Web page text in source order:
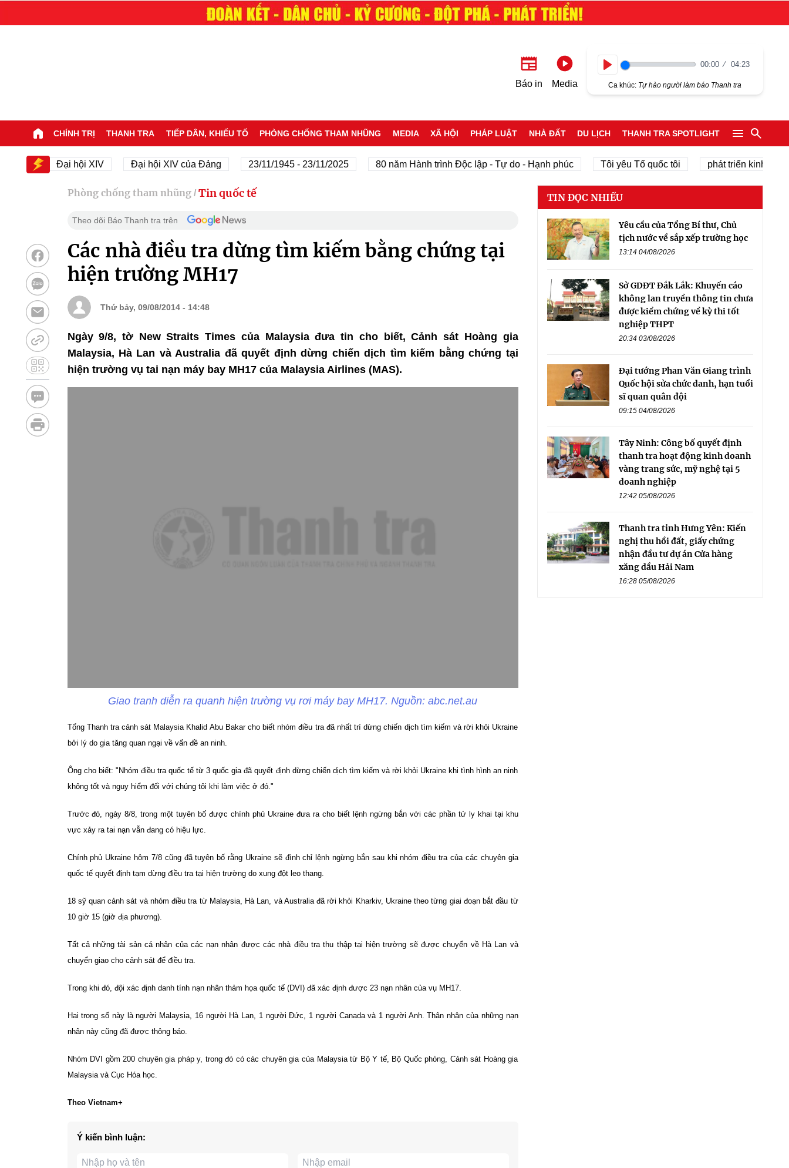
Báo in Media
00:00 04:23
Ca khúc: Tự hào người làm báo Thanh tra
CHÍNH TRỊ THANH TRA TIẾP DÂN, KHIẾU TỐ PHÒNG CHỐNG THAM NHŨNG MEDIA XÃ HỘI PHÁP LUẬT NHÀ ĐẤT DU LỊCH THANH TRA SPOTLIGHT
Đại hội XIV Đại hội XIV của Đảng 23/11/1945 - 23/11/2025 80 năm Hành trình Độc lập - Tự do - Hạnh phúc Tôi yêu Tổ quốc tôi phát triển kinh tế tư nhân
Phòng chống tham nhũng / Tin quốc tế
Theo dõi Báo Thanh tra trên
Các nhà điều tra dừng tìm kiếm bằng chứng tại
hiện trường MH17
Thứ bảy, 09/08/2014 - 14:48
Ngày 9/8, tờ New Straits Times của Malaysia đưa tin cho biết, Cảnh sát Hoàng gia
Malaysia, Hà Lan và Australia đã quyết định dừng chiến dịch tìm kiếm bằng chứng tại
hiện trường vụ tai nạn máy bay MH17 của Malaysia Airlines (MAS).
Giao tranh diễn ra quanh hiện trường vụ rơi máy bay MH17. Nguồn: abc.net.au
Tổng Thanh tra cảnh sát Malaysia Khalid Abu Bakar cho biết nhóm điều tra đã nhất trí dừng chiến dịch tìm kiếm và rời khỏi Ukraine
bởi lý do gia tăng quan ngại về vấn đề an ninh.
Ông cho biết: "Nhóm điều tra quốc tế từ 3 quốc gia đã quyết định dừng chiến dịch tìm kiếm và rời khỏi Ukraine khi tình hình an ninh
không tốt và nguy hiểm đối với chúng tôi khi làm việc ở đó."
Trước đó, ngày 8/8, trong một tuyên bố được chính phủ Ukraine đưa ra cho biết lệnh ngừng bắn với các phần tử ly khai tại khu
vực xảy ra tai nạn vẫn đang có hiệu lực.
Chính phủ Ukraine hôm 7/8 cũng đã tuyên bố rằng Ukraine sẽ đình chỉ lệnh ngừng bắn sau khi nhóm điều tra của các chuyên gia
quốc tế quyết định tạm dừng điều tra tại hiện trường do xung đột leo thang.
18 sỹ quan cảnh sát và nhóm điều tra từ Malaysia, Hà Lan, và Australia đã rời khỏi Kharkiv, Ukraine theo từng giai đoạn bắt đầu từ
10 giờ 15 (giờ địa phương).
Tất cả những tài sản cá nhân của các nạn nhân được các nhà điều tra thu thập tại hiện trường sẽ được chuyển về Hà Lan và
chuyển giao cho cảnh sát để điều tra.
Trong khi đó, đội xác định danh tính nạn nhân thảm họa quốc tế (DVI) đã xác định được 23 nạn nhân của vụ MH17.
Hai trong số này là người Malaysia, 16 người Hà Lan, 1 người Đức, 1 người Canada và 1 người Anh. Thân nhân của những nạn
nhân này cũng đã được thông báo.
Nhóm DVI gồm 200 chuyên gia pháp y, trong đó có các chuyên gia của Malaysia từ Bộ Y tế, Bộ Quốc phòng, Cảnh sát Hoàng gia
Malaysia và Cục Hóa học.
Theo Vietnam+
Ý kiến bình luận:
TIN ĐỌC NHIỀU
Yêu cầu của Tổng Bí thư, Chủ
tịch nước về sắp xếp trường học
13:14 04/08/2026
Sở GDĐT Đắk Lắk: Khuyến cáo
không lan truyền thông tin chưa
được kiểm chứng về kỳ thi tốt
nghiệp THPT
20:34 03/08/2026
Đại tướng Phan Văn Giang trình
Quốc hội sửa chức danh, hạn tuổi
sĩ quan quân đội
09:15 04/08/2026
Tây Ninh: Công bố quyết định
thanh tra hoạt động kinh doanh
vàng trang sức, mỹ nghệ tại 5
doanh nghiệp
12:42 05/08/2026
Thanh tra tỉnh Hưng Yên: Kiến
nghị thu hồi đất, giấy chứng
nhận đầu tư dự án Cửa hàng
xăng dầu Hải Nam
16:28 05/08/2026